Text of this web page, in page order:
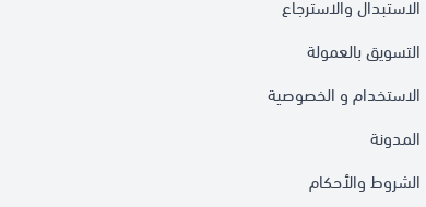
الاستبدال والاسترجاع
التسويق بالعمولة
الاستخدام و الخصوصية
المدونة
الشروط والأحكام